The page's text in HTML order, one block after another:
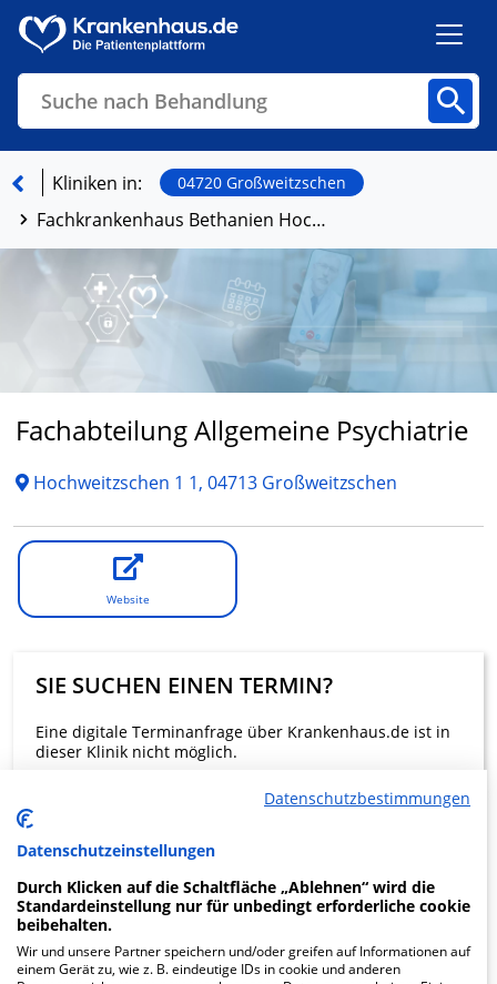
Suche nach Behandlung
Finden
Kliniken in: 04720 Großweitzschen
Fachkrankenhaus Bethanien Hochweitzschen
Fachabteilung Allgemeine Psychiatrie
Hochweitzschen 1 1, 04713 Großweitzschen
Website
SIE SUCHEN EINEN TERMIN?
Eine digitale Terminanfrage über Krankenhaus.de ist in
dieser Klinik nicht möglich.
KLINIKEN FINDEN
Datenschutzbestimmungen
Datenschutzeinstellungen
Durch Klicken auf die Schaltfläche „Ablehnen“ wird die
Standardeinstellung nur für unbedingt erforderliche cookie
beibehalten.
Wir und unsere Partner speichern und/oder greifen auf Informationen auf
einem Gerät zu, wie z. B. eindeutige IDs in cookie und anderen